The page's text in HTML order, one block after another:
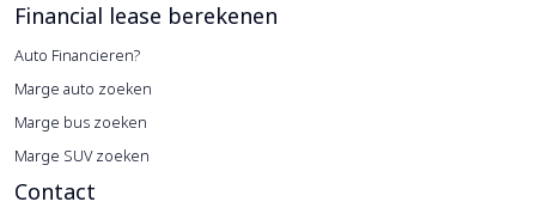
Financial lease berekenen
Auto Financieren?
Marge auto zoeken
Marge bus zoeken
Marge SUV zoeken
Contact